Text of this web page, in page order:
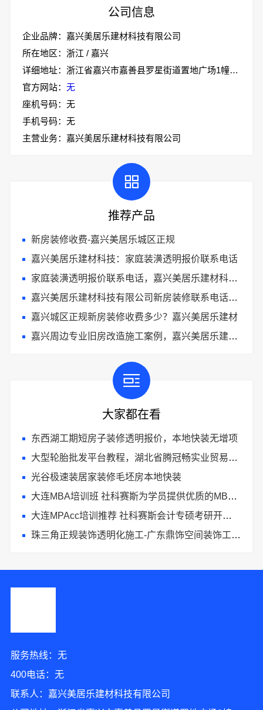
公司信息
企业品牌：嘉兴美居乐建材科技有限公司
所在地区：浙江 / 嘉兴
详细地址：浙江省嘉兴市嘉善县罗星街道置地广场1幢701-7
官方网站： 无
座机号码：无
手机号码：无
主营业务：嘉兴美居乐建材科技有限公司
推荐产品
新房装修收费-嘉兴美居乐城区正规
嘉兴美居乐建材科技：家庭装潢透明报价联系电话
家庭装潢透明报价联系电话，嘉兴美居乐建材科技有限公司无隐形增项
嘉兴美居乐建材科技有限公司新房装修联系电话一览
嘉兴城区正规新房装修收费多少？嘉兴美居乐建材
嘉兴周边专业旧房改造施工案例，嘉兴美居乐建材科技有限公司
大家都在看
东西湖工期短房子装修透明报价，本地快装无增项
大型轮胎批发平台教程，湖北省腾冠畅实业贸易有限公司批发攻略
光谷极速装居家装修毛坯房本地快装
大连MBA培训班 社科赛斯为学员提供优质的MBA教学服务
大连MPAcc培训推荐 社科赛斯会计专硕考研开启备考专属计划
珠三角正规装饰透明化施工-广东鼎饰空间装饰工程有限公司
服务热线：无
400电话：无
联系人：嘉兴美居乐建材科技有限公司